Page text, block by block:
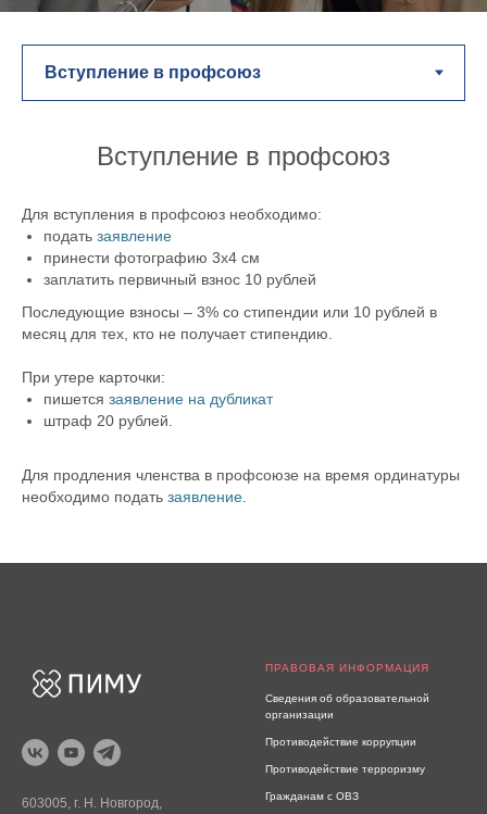
Вступление в профсоюз
Для вступления в профсоюз необходимо:
подать заявление
принести фотографию 3х4 см
заплатить первичный взнос 10 рублей
Последующие взносы – 3% со стипендии или 10 рублей в
месяц для тех, кто не получает стипендию.
При утере карточки:
пишется заявление на дубликат
штраф 20 рублей.
Для продления членства в профсоюзе на время ординатуры
необходимо подать заявление
603005, г. Н. Новгород,
ПРАВОВАЯ ИНФОРМАЦИЯ
Сведения об образовательной
организации
Противодействие коррупции
Противодействие терроризму
Гражданам с ОВЗ